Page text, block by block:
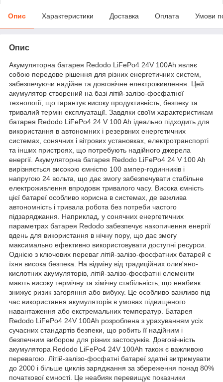
Опис Характеристики Доставка Оплата Умови
Опис
Акумуляторна батарея Redodo LiFePo4 24V 100Ah являє
собою передове рішення для різних енергетичних систем,
забезпечуючи надійне та довговічне електроживлення. Цей
акумулятор створений на базі літій-залізо-фосфатної
технології, що гарантує високу продуктивність, безпеку та
тривалий термін експлуатації. Завдяки своїм характеристикам
батарея Redodo LiFePo4 24 V 100 Ah ідеально підходить для
використання в автономних і резервних енергетичних
системах, сонячних і вітрових установках, електротранспорті
та інших пристроях, що потребують надійного джерела
енергії. Акумуляторна батарея Redodo LiFePo4 24 V 100 Ah
вирізняється високою ємністю 100 ампер-годинників і
напругою 24 вольта, що дає змогу забезпечувати стабільне
електроживлення впродовж тривалого часу. Висока ємність
цієї батареї особливо корисна в системах, де важлива
автономність і тривала робота без потреби частого
підзаряджання. Наприклад, у сонячних енергетичних
параметрах батарея Redodo забезпечує накопичення енергії
вдень для використання в нічну пору, що дає змогу
максимально ефективно використовувати доступні ресурси.
Однією з ключових переваг літій-залізо-фосфатних батарей є
їхня висока безпека. На відміну від традиційних олив'яно-
кислотних акумуляторів, літій-залізо-фосфатні елементи
мають високу термічну та хімічну стабільність, що неабияк
знижує ризик загоряння або вибуху. Це особливо важливо під
час використання акумуляторів в умовах підвищеного
навантаження або екстремальних температур. Батарея
Redodo LiFePo4 24V 100Ah розроблена з урахуванням усіх
сучасних стандартів безпеки, що робить її надійним і
безпечним вибором для різних застосунків. Довговічність
акумулятора Redodo LiFePo4 24V 100Ah також є важливою
перевагою. Літій-залізо-фосфатні батареї здатні витримувати
до 2000 і більше циклів заряджання за збереження понад 80%
початкової ємності. Це неабияк перевищує показники